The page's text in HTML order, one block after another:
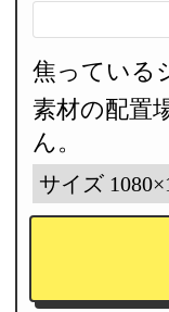
焦っている
素材の配置
ん。
サイズ